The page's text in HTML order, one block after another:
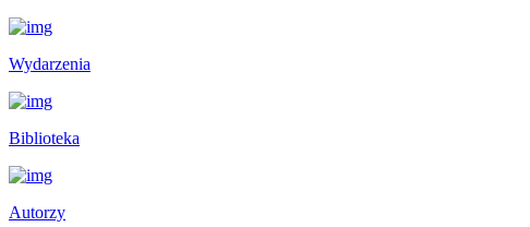
Wydarzenia
Biblioteka
Autorzy